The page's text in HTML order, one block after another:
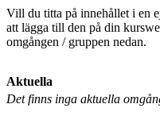
Vill du titta på innehållet i en
att lägga till den på din
omgången / gruppen nedan.
Aktuella
Det finns inga aktuella